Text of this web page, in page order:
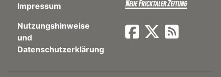
Impressum
Nutzungshinweise
und
Datenschutzerklärung